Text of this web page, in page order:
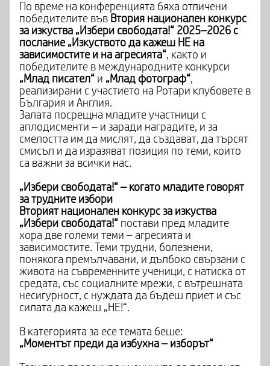
По време на конференцията бяха отличени
победителите във Втория национален конкурс
за изкуства „Избери свободата!“ 2025–2026 с
послание „Изкуството да кажеш НЕ на
зависимостите и на агресията“, както и
победителите в международните конкурси
„Млад писател“ и „Млад фотограф“,
реализирани с участието на Ротари клубовете в
България и Англия.
Залата посрещна младите участници с
аплодисменти – и заради наградите, и за
смелостта им да мислят, да създават, да търсят
смисъл и да изразяват позиция по теми, които
са важни за всички нас.
„Избери свободата!“ – когато младите говорят
за трудните избори
Вторият национален конкурс за изкуства
„Избери свободата!“ постави пред младите
хора две големи теми – агресията и
зависимостите. Теми трудни, болезнени,
понякога премълчавани, и дълбоко свързани с
живота на съвременните ученици, с натиска от
средата, със социалните мрежи, с вътрешната
несигурност, с нуждата да бъдеш приет и със
силата да кажеш „НЕ!“.
В категорията за есе темата беше:
„Моментът преди да избухна – изборът“